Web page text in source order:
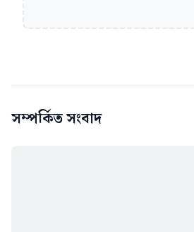
সম্পর্কিত সংবাদ